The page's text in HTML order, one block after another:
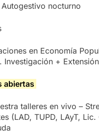
nocturno
en Economía
Investigación +
abiertas
talleres en vivo –
(LAD, TUPD, LAyT,